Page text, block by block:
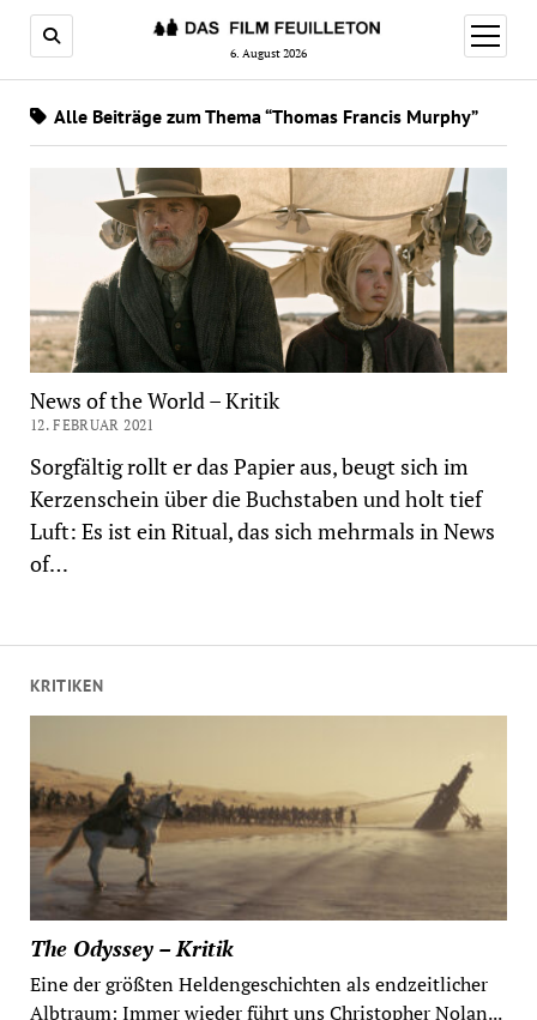
6. August 2026
Menü
öffnen
KRITIKEN
The Odyssey – Kritik
Eine der größten Heldengeschichten als endzeitlicher
Albtraum: Immer wieder führt uns Christopher Nolan...
Alle Beiträge zum Thema “Thomas Francis Murphy”
News of the World – Kritik
12. FEBRUAR 2021
Sorgfältig rollt er das Papier aus, beugt sich im
Kerzenschein über die Buchstaben und holt tief
Luft: Es ist ein Ritual, das sich mehrmals in News
of…